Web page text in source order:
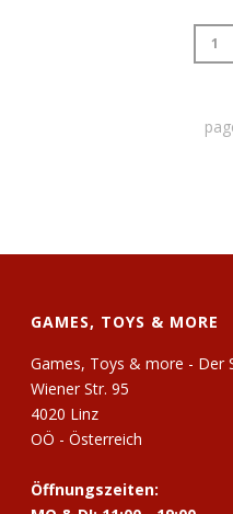
1
GAMES, TOYS & MORE
Games, Toys & more - Der
Wiener Str. 95
4020 Linz
OÖ - Österreich
Öffnungszeiten: